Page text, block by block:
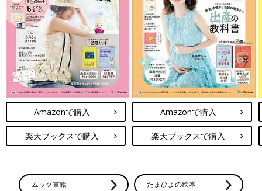
Amazonで購入
楽天ブックスで購入
Amazonで購入
楽天ブックスで購入
ムック書籍 たまひよの絵本